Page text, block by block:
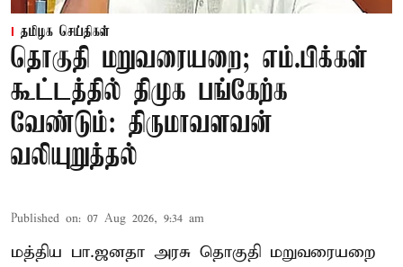
தமிழக செய்திகள்
தொகுதி மறுவரையறை; எம்.பிக்கள்
கூட்டத்தில் திமுக பங்கேற்க
வேண்டும்: திருமாவளவன்
வலியுறுத்தல்
Published on: 07 Aug 2026, 9:34 am
மத்திய பா.ஜனதா அரசு தொகுதி மறுவரையறை